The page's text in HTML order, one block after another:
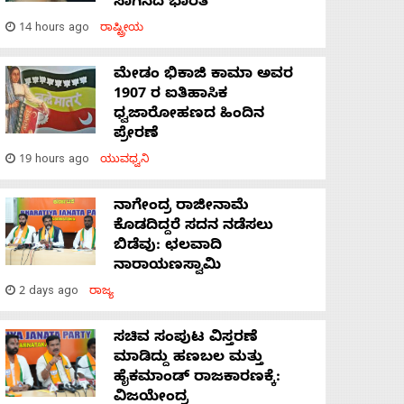
14 hours ago ರಾಷ್ಟ್ರೀಯ
ಮೇಡಂ ಭಿಕಾಜಿ ಕಾಮಾ ಅವರ
1907 ರ ಐತಿಹಾಸಿಕ
ಧ್ವಜಾರೋಹಣದ ಹಿಂದಿನ
ಪ್ರೇರಣೆ
19 hours ago ಯುವಧ್ವನಿ
ನಾಗೇಂದ್ರ ರಾಜೀನಾಮೆ
ಕೊಡದಿದ್ದರೆ ಸದನ ನಡೆಸಲು
ಬಿಡೆವು: ಛಲವಾದಿ
ನಾರಾಯಣಸ್ವಾಮಿ
2 days ago ರಾಜ್ಯ
ಸಚಿವ ಸಂಪುಟ ವಿಸ್ತರಣೆ
ಮಾಡಿದ್ದು ಹಣಬಲ ಮತ್ತು
ಹೈಕಮಾಂಡ್ ರಾಜಕಾರಣಕ್ಕೆ:
ವಿಜಯೇಂದ್ರ